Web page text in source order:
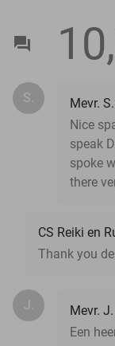
S.
Mevr.
Nice
speak
spoke
there
CS Reiki en
Thank you
J.
Mevr.
Een